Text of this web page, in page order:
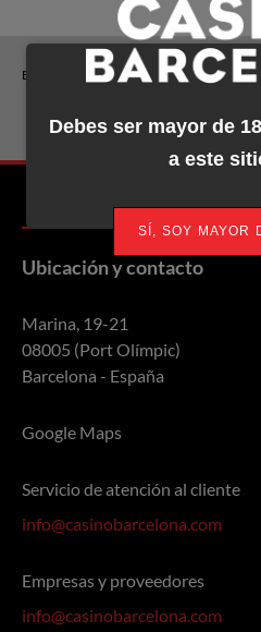
ETIQUETAS:
Ubicación y contacto
Marina, 19-21
08005 (Port Olímpic)
Barcelona - España
Google Maps
Servicio de atención al cliente
info@casinobarcelona.com
Empresas y proveedores
info@casinobarcelona.com
Debes ser mayor de
a este
SÍ, SOY MAYOR